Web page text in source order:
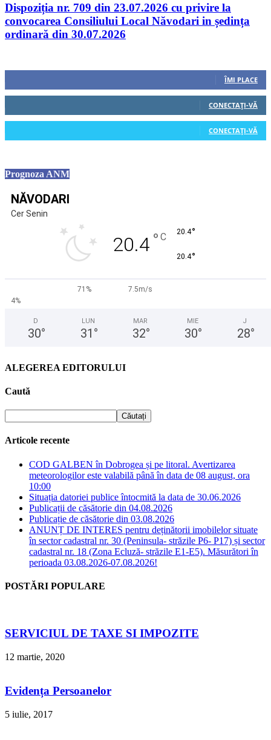
Dispoziția nr. 709 din 23.07.2026 cu privire la
convocarea Consiliului Local Năvodari in ședința
ordinară din 30.07.2026
ÎMI PLACE
CONECTAȚI-VĂ
CONECTAȚI-VĂ
Prognoza ANM
NĂVODARI
Cer Senin
20.4 ° C 20.4°
20.4°
71%
7.5m/s
4%
D
30°
LUN
31 °
MAR
32°
MIE
30°
J
28°
ALEGEREA EDITORULUI
Caută
Articole recente
COD GALBEN în Dobrogea și pe litoral. Avertizarea
meteorologilor este valabilă până în data de 08 august, ora
10:00
Situația datoriei publice întocmită la data de 30.06.2026
Publicații de căsătorie din 04.08.2026
Publicație de căsătorie din 03.08.2026
ANUNȚ DE INTERES pentru deținătorii imobilelor situate
în sector cadastral nr. 30 (Peninsula- străzile P6- P17) și sector
cadastral nr. 18 (Zona Ecluză- străzile E1-E5). Măsurători în
perioada 03.08.2026-07.08.2026!
POSTĂRI POPULARE
SERVICIUL DE TAXE SI IMPOZITE
12 martie, 2020
Evidența Persoanelor
5 iulie, 2017